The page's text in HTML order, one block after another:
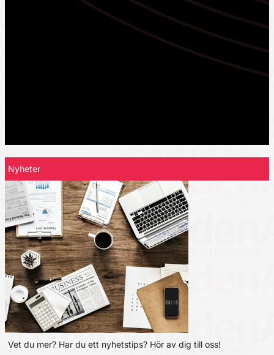
Nyheter
Vet du mer? Har du ett nyhetstips? Hör av dig till oss!